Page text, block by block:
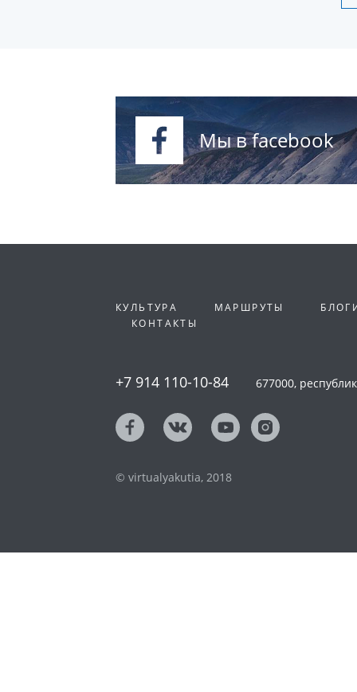
Мы в facebook
КУЛЬТУРА МАРШРУТЫ
КОНТАКТЫ
+7 914 110-10-84 677000,
© virtualyakutia, 2018